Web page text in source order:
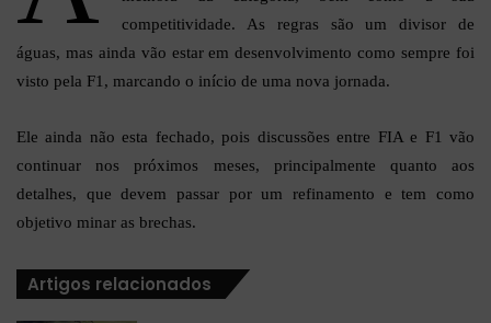
competitividade. As regras são um divisor de
águas, mas ainda vão estar em desenvolvimento como sempre foi
visto pela F1, marcando o início de uma nova jornada.
Ele ainda não esta fechado, pois discussões entre FIA e F1 vão
continuar nos próximos meses, principalmente quanto aos
detalhes, que devem passar por um refinamento e tem como
objetivo minar as brechas.
Artigos relacionados